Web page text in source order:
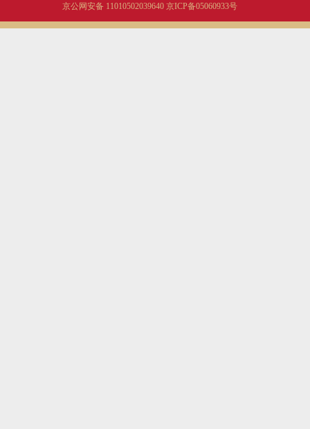
ESPAÑOL
京公网安备 11010502039640 京ICP备05060933号